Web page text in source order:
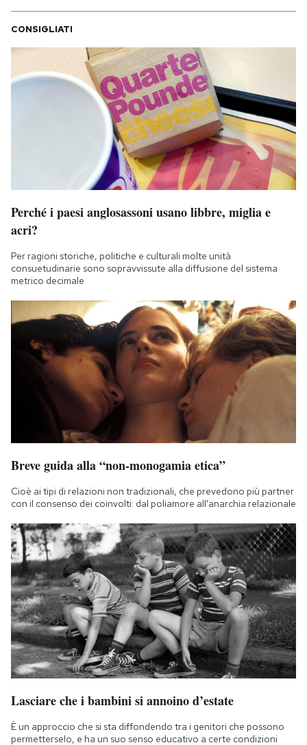
CONSIGLIATI
Perché i paesi anglosassoni usano libbre, miglia e
acri?
Per ragioni storiche, politiche e culturali molte unità
consuetudinarie sono sopravvissute alla diffusione del sistema
metrico decimale
Breve guida alla “non-monogamia etica”
Cioè ai tipi di relazioni non tradizionali, che prevedono più partner
con il consenso dei coinvolti: dal poliamore all'anarchia relazionale
Lasciare che i bambini si annoino d’estate
È un approccio che si sta diffondendo tra i genitori che possono
permetterselo, e ha un suo senso educativo a certe condizioni